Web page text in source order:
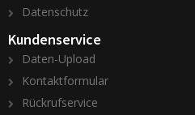
Datenschutz
Kundenservice
Daten-Upload
Kontaktformular
Rückrufservice